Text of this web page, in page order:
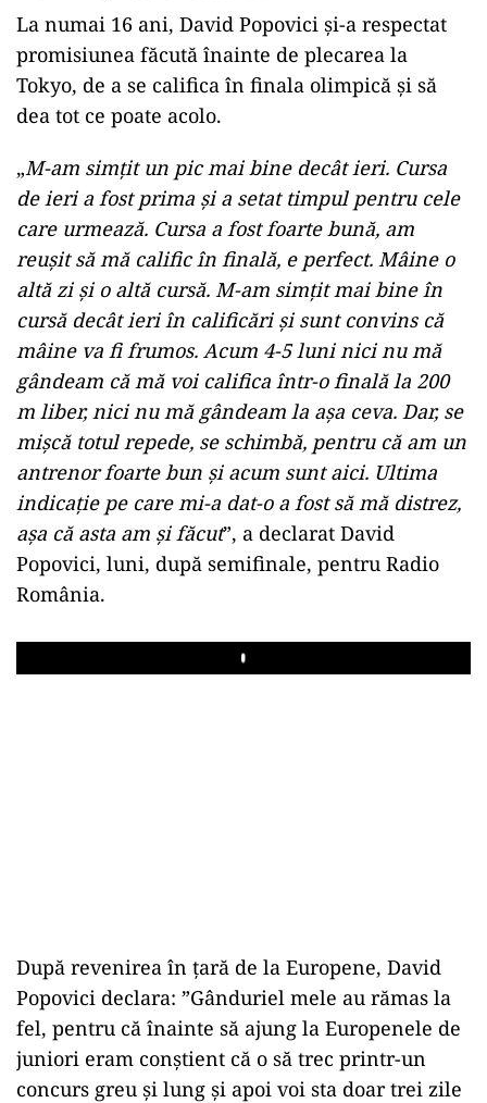
La numai 16 ani, David Popovici şi-a respectat
promisiunea făcută înainte de plecarea la
Tokyo, de a se califica în finala olimpică şi să
dea tot ce poate acolo.
„M-am simţit un pic mai bine decât ieri. Cursa
de ieri a fost prima şi a setat timpul pentru cele
care urmează. Cursa a fost foarte bună, am
reuşit să mă calific în finală, e perfect. Mâine o
altă zi şi o altă cursă. M-am simţit mai bine în
cursă decât ieri în calificări şi sunt convins că
mâine va fi frumos. Acum 4-5 luni nici nu mă
gândeam că mă voi califica într-o finală la 200
m liber, nici nu mă gândeam la aşa ceva. Dar, se
mişcă totul repede, se schimbă, pentru că am un
antrenor foarte bun şi acum sunt aici. Ultima
indicaţie pe care mi-a dat-o a fost să mă distrez,
aşa că asta am şi făcut”, a declarat David
Popovici, luni, după semifinale, pentru Radio
România.
Play
După revenirea în ţară de la Europene, David
Popovici declara: ”Gânduriel mele au rămas la
fel, pentru că înainte să ajung la Europenele de
juniori eram conştient că o să trec printr-un
concurs greu şi lung şi apoi voi sta doar trei zile